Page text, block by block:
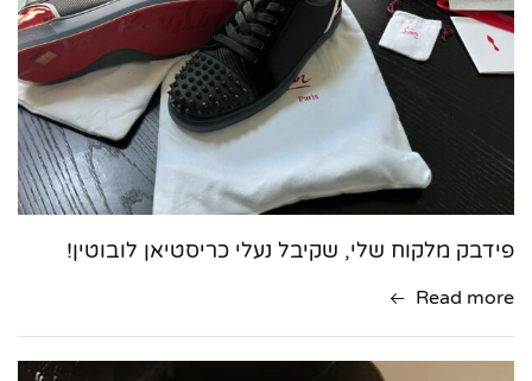
פידבק מלקוח שלי, שקיבל נעלי כריסטיאן לובוטין!
Read more